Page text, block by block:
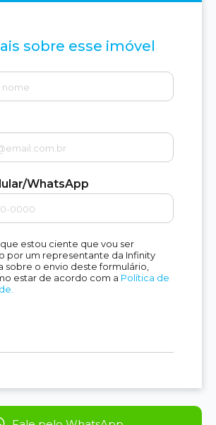
sobre esse imóvel
WhatsApp
estou ciente que vou ser
por um representante da Infinity
sobre o envio deste formulário,
estar de acordo com a Política de